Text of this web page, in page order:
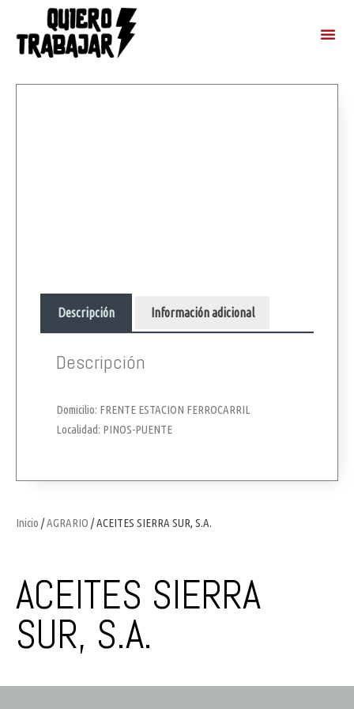
Inicio /AGRARIO / ACEITES SIERRA SUR, S.A.
ACEITES SIERRA
SUR, S.A.
Descripción Información adicional
Descripción
Domicilio: FRENTE ESTACION FERROCARRIL
Localidad: PINOS-PUENTE